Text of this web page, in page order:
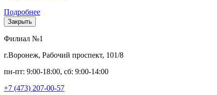
Подробнее
Закрыть
Филиал №1
г.Воронеж, Рабочий проспект, 101/8
пн-пт: 9:00-18:00, сб: 9:00-14:00
+7 (473) 207-00-57